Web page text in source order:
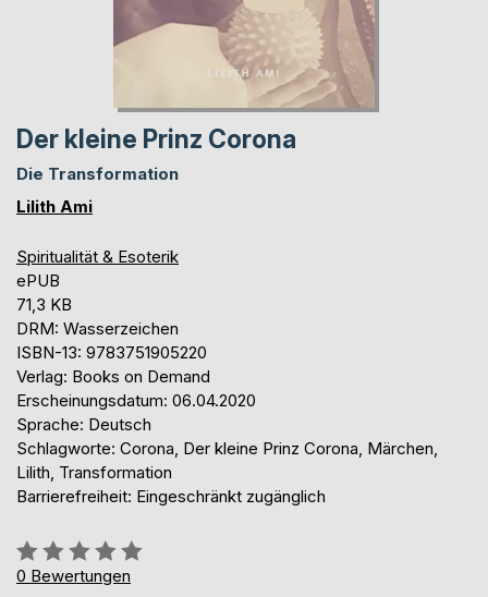
Der kleine Prinz Corona
Die Transformation
Lilith Ami
Spiritualität & Esoterik
ePUB
71,3 KB
DRM: Wasserzeichen
ISBN-13: 9783751905220
Verlag: Books on Demand
Erscheinungsdatum: 06.04.2020
Sprache: Deutsch
Schlagworte: Corona, Der kleine Prinz Corona, Märchen,
Lilith, Transformation
Barrierefreiheit: Eingeschränkt zugänglich
Bewertung::
0%
0 Bewertungen